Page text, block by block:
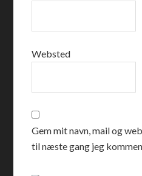
Websted
Gem mit navn, mail og
til næste gang jeg